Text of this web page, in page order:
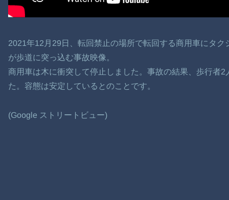
2021年12月29日、転回禁止の場所で転回する商用車にタ
が歩道に突っ込む事故映像。
商用車は木に衝突して停止しました。事故の結果、歩行者
た。容態は安定しているとのことです。
(Google ストリートビュー)